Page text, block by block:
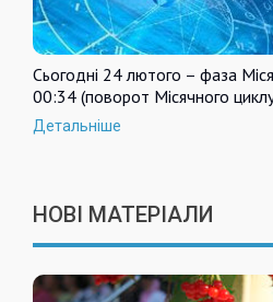
Сьогодні 24 лютого – фаза
00:34 (поворот Місячного
Детальніше
НОВІ МАТЕРІАЛИ